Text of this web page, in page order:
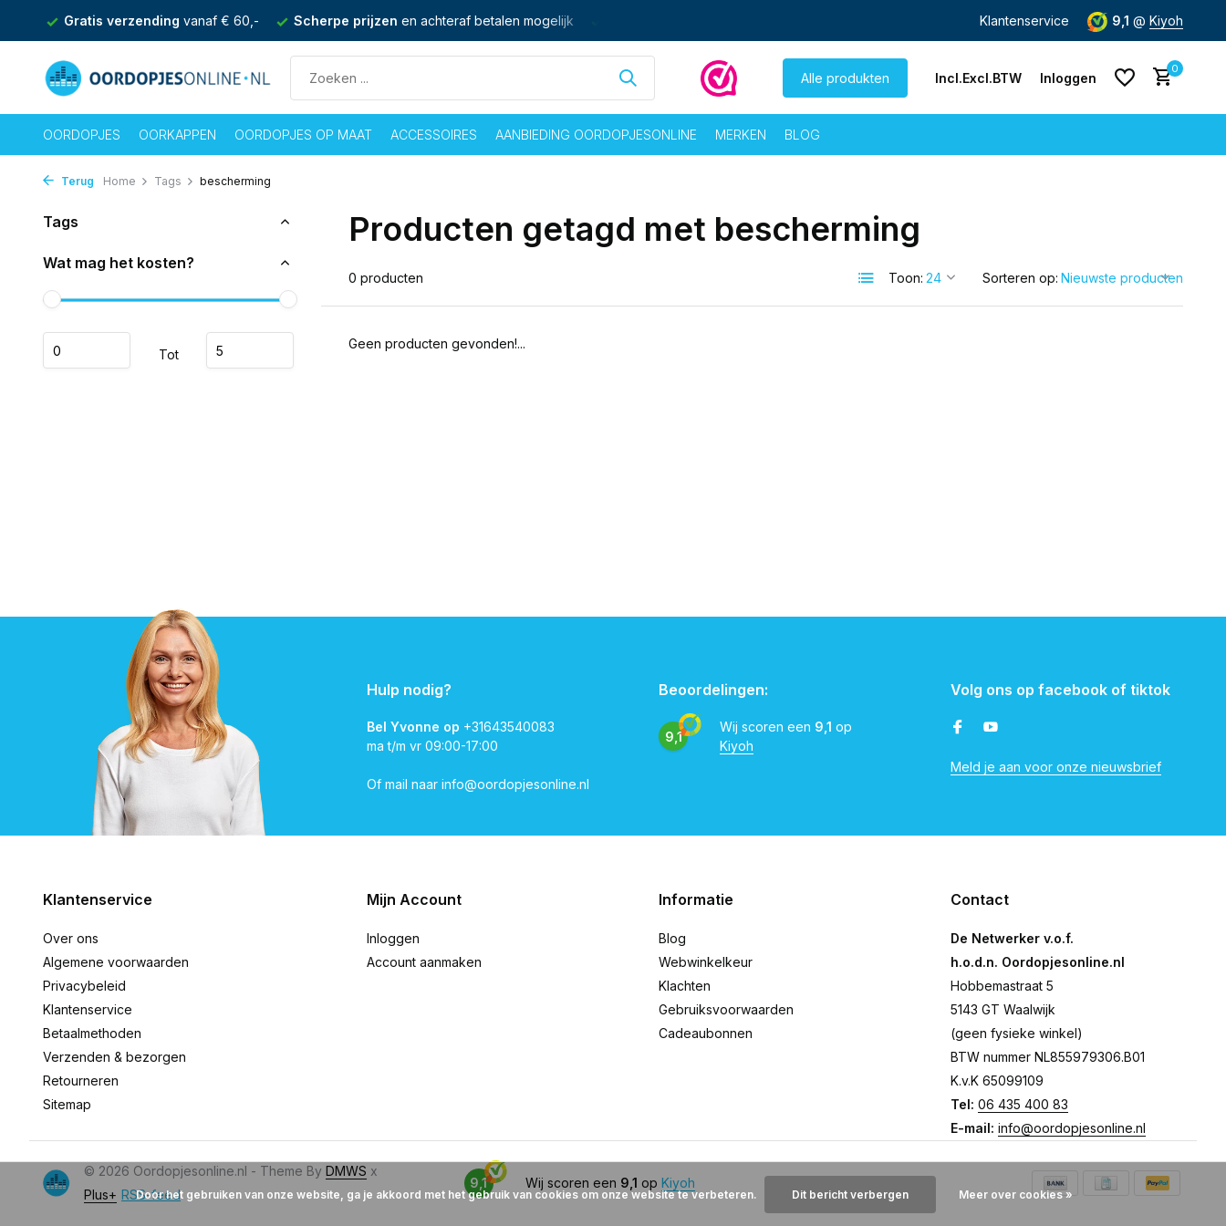
Gratis verzending vanaf € 60,- Scherpe prijzen en achteraf betalen mogelijk Gratis verzending vanaf € 60,-
Klantenservice 9,1 @ Kiyoh
Alle produkten Incl.Excl.BTW Inloggen
0
OORDOPJES OORKAPPEN OORDOPJES OP MAAT ACCESSOIRES AANBIEDING OORDOPJESONLINE MERKEN BLOG
Terug Home Tags bescherming
Tags
Wat mag het kosten?
Tot
Producten getagd met bescherming
0 producten Toon: Sorteren op:
Geen producten gevonden!...
Hulp nodig?
Bel Yvonne op +31643540083
ma t/m vr 09:00-17:00
Of mail naar info@oordopjesonline.nl
Beoordelingen:
9,1
Wij scoren een 9,1 op
Kiyoh
Volg ons op facebook of tiktok
Meld je aan voor onze nieuwsbrief
Klantenservice
Over ons
Algemene voorwaarden
Privacybeleid
Klantenservice
Betaalmethoden
Verzenden & bezorgen
Retourneren
Sitemap
Mijn Account
Inloggen
Account aanmaken
Informatie
Blog
Webwinkelkeur
Klachten
Gebruiksvoorwaarden
Cadeaubonnen
Contact
De Netwerker v.o.f.
h.o.d.n. Oordopjesonline.nl
Hobbemastraat 5
5143 GT Waalwijk
(geen fysieke winkel)
BTW nummer NL855979306.B01
K.v.K 65099109
Tel: 06 435 400 83
E-mail: info@oordopjesonline.nl
© 2026 Oordopjesonline.nl - Theme By DMWS x
Plus+ RSS-feed
9,1 Wij scoren een 9,1 op Kiyoh
Door het gebruiken van onze website, ga je akkoord met het gebruik van cookies om onze website te verbeteren. Dit bericht verbergen Meer over cookies »